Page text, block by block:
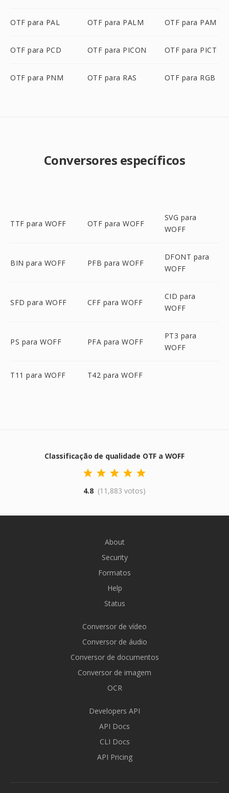
OTF para PAL OTF para PALM OTF para PAM
OTF para PCD OTF para PICON OTF para PICT
OTF para PNM OTF para RAS OTF para RGB
Conversores específicos
TTF para WOFF OTF para WOFF
SVG para
WOFF
BIN para WOFF PFB para WOFF
DFONT para
WOFF
SFD para WOFF CFF para WOFF
CID para
WOFF
PS para WOFF PFA para WOFF
PT3 para
WOFF
T11 para WOFF T42 para WOFF
Classificação de qualidade OTF a WOFF
4.8 (11,883 votos)
About
Security
Formatos
Help
Status
Conversor de vídeo
Conversor de áudio
Conversor de documentos
Conversor de imagem
OCR
Developers API
API Docs
CLI Docs
API Pricing